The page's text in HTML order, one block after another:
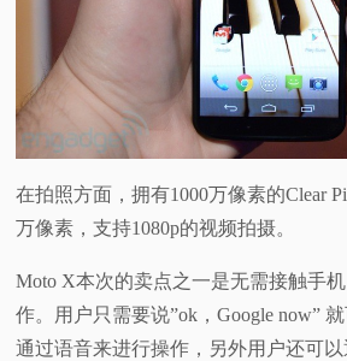
在拍照方面，拥有1000万像素的Clear
万像素，支持1080p的视频拍摄。
Moto X本次的卖点之一是无需接触手
作。用户只需要说”ok，Google now”
通过语音来进行操作，另外用户还可